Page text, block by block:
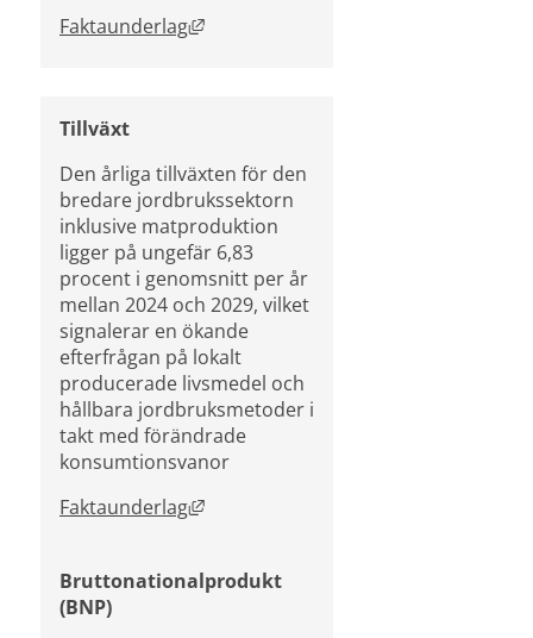
Faktaunderlag Länk till annan webbplats, öppnas i
Tillväxt
Den årliga tillväxten för den
bredare jordbrukssektorn
inklusive matproduktion
ligger på ungefär 6,83
procent i genomsnitt per år
mellan 2024 och 2029, vilket
signalerar en ökande
efterfrågan på lokalt
producerade livsmedel och
hållbara jordbruksmetoder i
takt med förändrade
konsumtionsvanor​
Faktaunderlag Länk till annan webbplats, öppnas i
Bruttonationalprodukt
(BNP)